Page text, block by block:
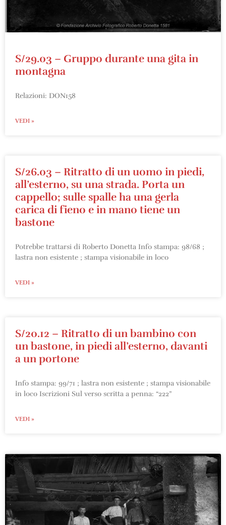
S/29.03 – Gruppo durante una gita in
montagna
Relazioni: DON158
VEDI »
S/26.03 – Ritratto di un uomo in piedi,
all’esterno, su una strada. Porta un
cappello; sulle spalle ha una gerla
carica di fieno e in mano tiene un
bastone
Potrebbe trattarsi di Roberto Donetta Info stampa: 98/68 ;
lastra non esistente ; stampa visionabile in loco
VEDI »
S/20.12 – Ritratto di un bambino con
un bastone, in piedi all’esterno, davanti
a un portone
Info stampa: 99/71 ; lastra non esistente ; stampa visionabile
in loco Iscrizioni Sul verso scritta a penna: “222”
VEDI »